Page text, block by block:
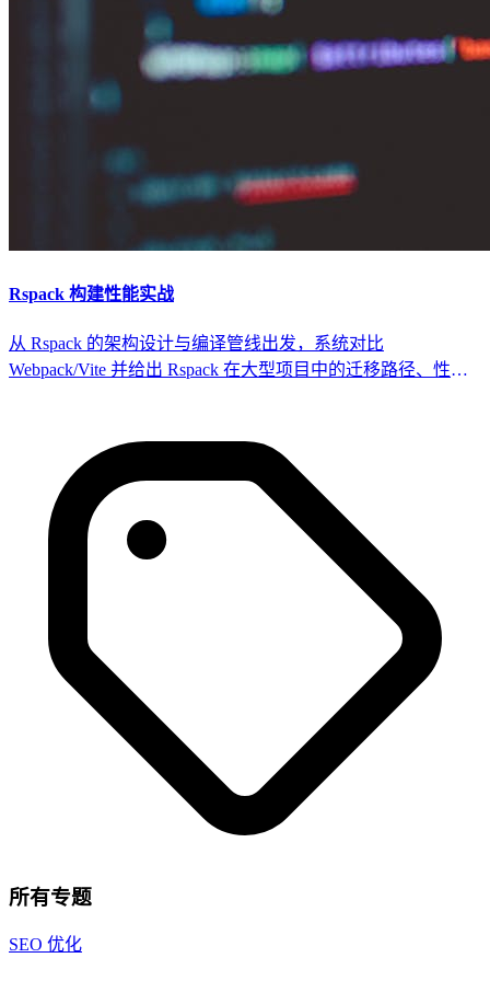
Rspack 构建性能实战
从 Rspack 的架构设计与编译管线出发，系统对比
Webpack/Vite 并给出 Rspack 在大型项目中的迁移路径、性能
所有专题
SEO 优化